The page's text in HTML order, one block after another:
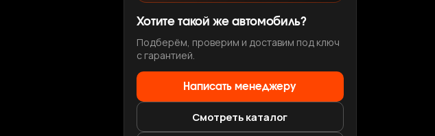
Хотите такой же автомобиль?
Подберём, проверим и доставим под ключ
с гарантией.
Написать менеджеру
Смотреть каталог